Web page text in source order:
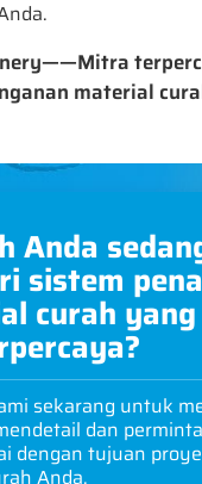
material
Anda
sistem
curah
sekarang untuk
dan
dengan tujuan
Anda.